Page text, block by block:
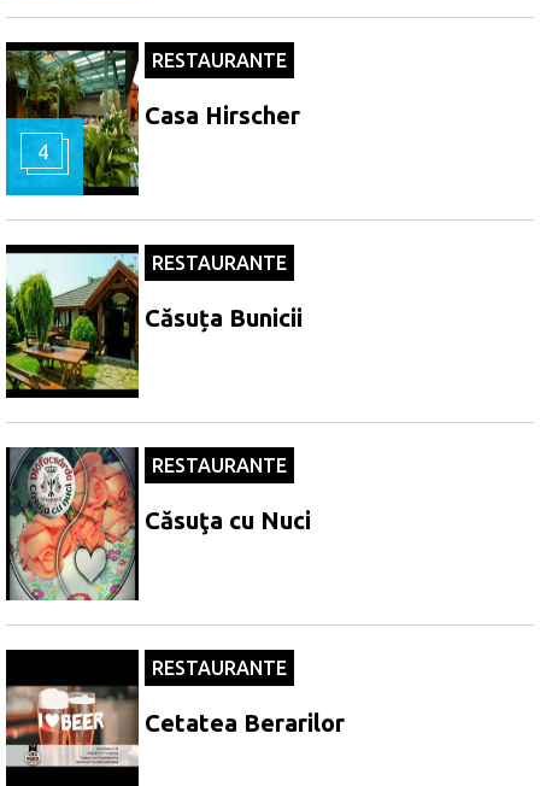
4
RESTAURANTE
Casa Hirscher
RESTAURANTE
Căsuța Bunicii
RESTAURANTE
Căsuţa cu Nuci
RESTAURANTE
Cetatea Berarilor